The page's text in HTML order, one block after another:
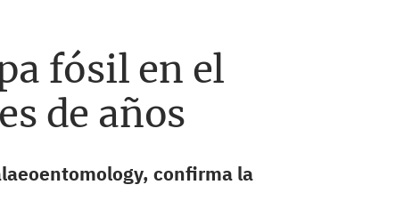
fósil en el
de años
confirma la